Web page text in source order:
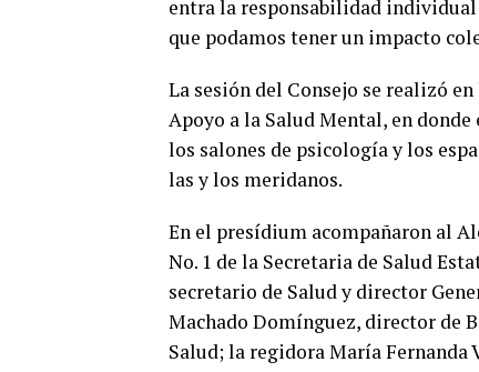
entra la responsabilidad individual
que podamos tener un impacto
La sesión del Consejo se realizó
Apoyo a la Salud Mental, en
los salones de psicología y los
las y los meridanos.
En el presídium acompañaron al
No. 1 de la Secretaria de Salud
secretario de Salud y director
Machado Domínguez, director de
Salud; la regidora María Fernanda